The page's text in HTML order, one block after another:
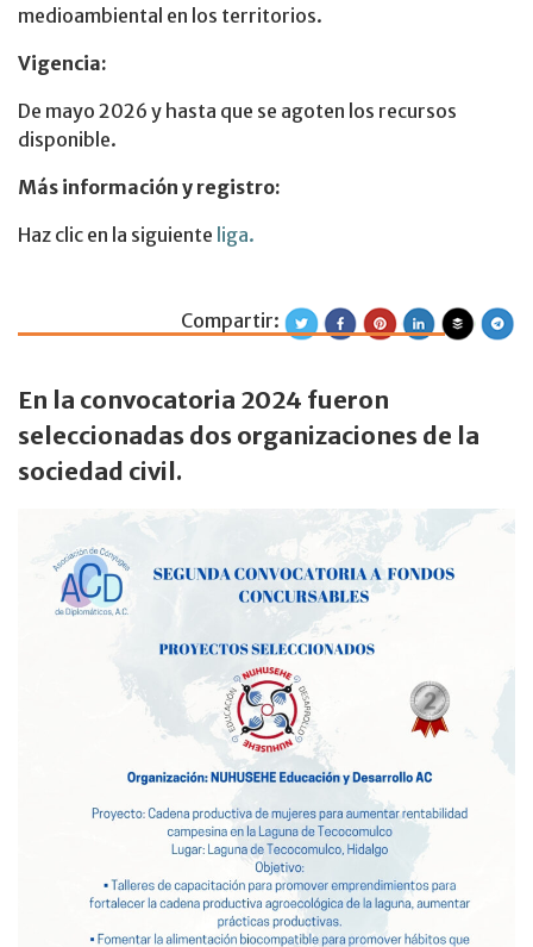
medioambiental en los territorios.
Vigencia:
De mayo 2026 y hasta que se agoten los recursos
disponible.
Más información y registro:
Haz clic en la siguiente liga.
Resultados de
Compartir:
En la convocatoria 2024 fueron
seleccionadas dos organizaciones de la
sociedad civil.